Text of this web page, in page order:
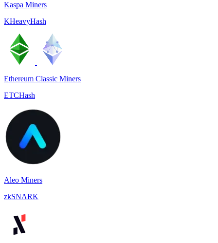
Kaspa Miners
KHeavyHash
Ethereum Classic Miners
ETCHash
Aleo Miners
zkSNARK